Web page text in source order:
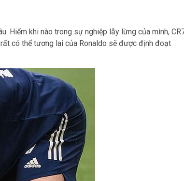
Hiếm khi nào trong sự nghiệp lẫy lừng của mình,
có thể tương lai của Ronaldo sẽ được định đoạt